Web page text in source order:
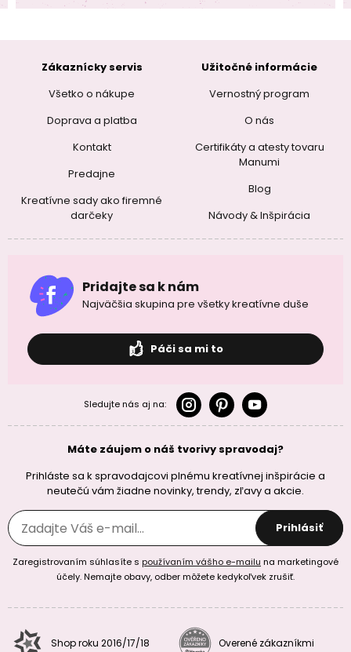
Zákaznícky servis
Všetko o nákupe
Doprava a platba
Kontakt
Predajne
Kreatívne sady ako firemné
darčeky
Užitočné informácie
Vernostný program
O nás
Certifikáty a atesty tovaru
Manumi
Blog
Návody & Inšpirácia
Pridajte sa k nám
Najväčšia skupina pre všetky kreatívne duše
Páči sa mi to
Sledujte nás aj na:
Máte záujem o náš tvorivy spravodaj?
Prihláste sa k spravodajcovi plnému kreatívnej inšpirácie a
neutečú vám žiadne novinky, trendy, zľavy a akcie.
Prihlásiť
Zaregistrovaním súhlasíte s používaním vášho e-mailu na marketingové
účely. Nemajte obavy, odber môžete kedykoľvek zrušiť.
Shop roku 2016/17/18 Overené zákazníkmi